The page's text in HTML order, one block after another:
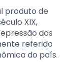
produto de
XIX,
dos
referido
do país.